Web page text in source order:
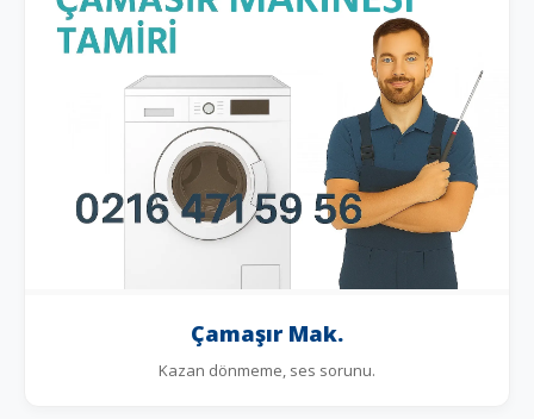
Çamaşır Mak.
Kazan dönmeme, ses sorunu.